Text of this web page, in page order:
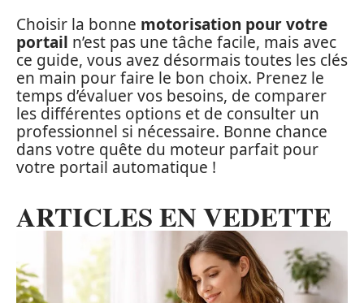
Choisir la bonne motorisation pour votre
portail n’est pas une tâche facile, mais avec
ce guide, vous avez désormais toutes les clés
en main pour faire le bon choix. Prenez le
temps d’évaluer vos besoins, de comparer
les différentes options et de consulter un
professionnel si nécessaire. Bonne chance
dans votre quête du moteur parfait pour
votre portail automatique !
ARTICLES EN VEDETTE